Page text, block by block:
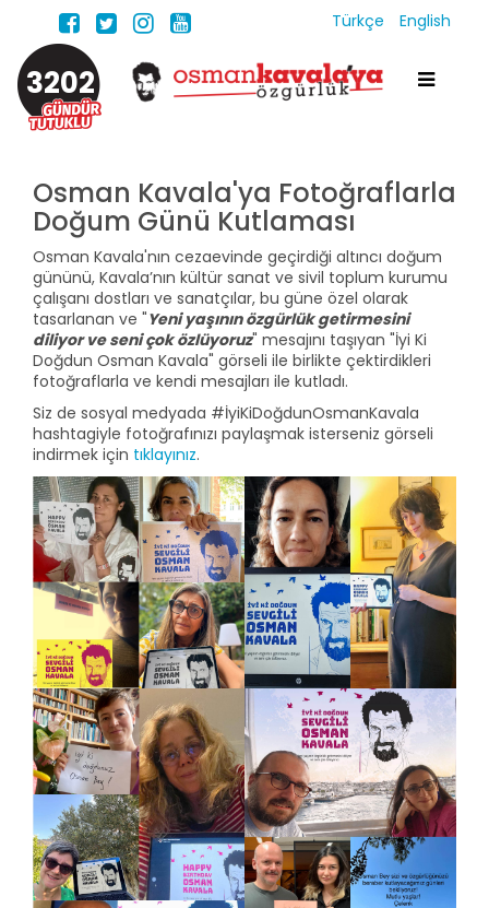
Türkçe English
3202
Osman Kavala'ya Fotoğraflarla
Doğum Günü Kutlaması
Osman Kavala'nın cezaevinde geçirdiği altıncı doğum
gününü, Kavala’nın kültür sanat ve sivil toplum kurumu
çalışanı dostları ve sanatçılar, bu güne özel olarak
tasarlanan ve "Yeni yaşının özgürlük getirmesini
diliyor ve seni çok özlüyoruz" mesajını taşıyan "İyi Ki
Doğdun Osman Kavala" görseli ile birlikte çektirdikleri
fotoğraflarla ve kendi mesajları ile kutladı.
Siz de sosyal medyada #İyiKiDoğdunOsmanKavala
hashtagiyle fotoğrafınızı paylaşmak isterseniz görseli
indirmek için tıklayınız.